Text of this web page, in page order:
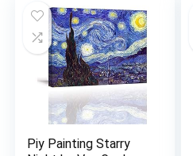
kunstdruk
wandafbeelding op
canvas klaar om op te
hangen
Piy Painting Starry